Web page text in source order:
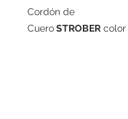
Cordón de
CueroSTROBER color